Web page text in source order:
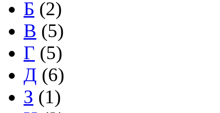
Б (2)
В (5)
Г (5)
Д (6)
З (1)